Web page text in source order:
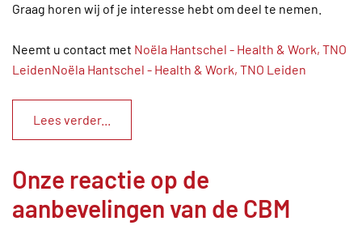
Graag horen wij of je interesse hebt om deel te nemen.
Neemt u contact met Noëla Hantschel - Health & Work, TNO
LeidenNoëla Hantschel - Health & Work, TNO Leiden
Lees verder...
Onze reactie op de
aanbevelingen van de CBM